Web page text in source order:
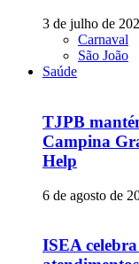
3 de julho de
Carnaval
São João
Saúde
TJPB
Campina
Help
6 de agosto de
ISEA